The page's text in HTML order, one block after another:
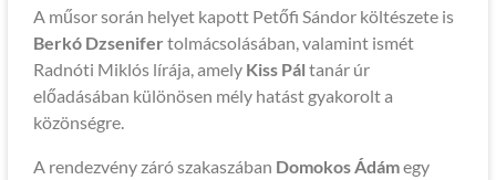
A műsor során helyet kapott Petőfi Sándor költészete is
Berkó Dzsenifer tolmácsolásában, valamint ismét
Radnóti Miklós lírája, amely Kiss Pál tanár úr
előadásában különösen mély hatást gyakorolt a
közönségre.
A rendezvény záró szakaszában Domokos Ádámegy